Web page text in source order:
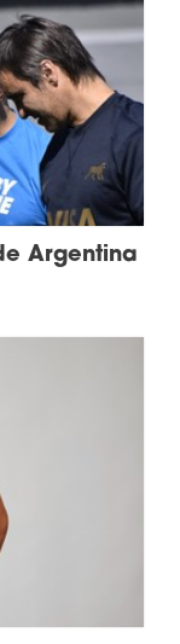
Argentina